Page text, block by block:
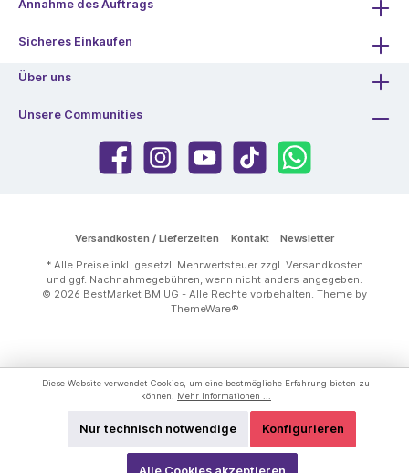
Annahme des Auftrags
Sicheres Einkaufen
Über uns
Unsere Communities
Versandkosten / Lieferzeiten Kontakt Newsletter
* Alle Preise inkl. gesetzl. Mehrwertsteuer zzgl. Versandkosten
und ggf. Nachnahmegebühren, wenn nicht anders angegeben.
© 2026 BestMarket BM UG - Alle Rechte vorbehalten. Theme by
ThemeWare®
Diese Website verwendet Cookies, um eine bestmögliche Erfahrung bieten zu
können. Mehr Informationen ...
Nur technisch notwendige Konfigurieren